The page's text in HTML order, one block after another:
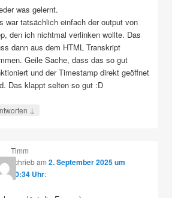
was gelernt.
war tatsächlich einfach der output von
den ich nichtmal verlinken wollte. Das
dann aus dem HTML Transkript
Geile Sache, dass das so gut
und der Timestamp direkt geöffnet
Das klappt selten so gut :D
↓
Timm
schriebam 2. September 2025 um
10:34 Uhr: